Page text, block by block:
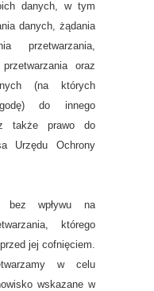
danych, w tym
danych, żądania
przetwarzania,
oraz
(na których
do innego
także prawo do
Urzędu Ochrony
bez wpływu na
którego
jej cofnięciem.
w celu
wskazane w